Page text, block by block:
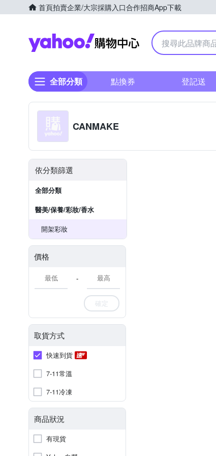
首頁拍賣企業/大宗採購入口合作招商App下載
Yahoo購物中心
全部分類 點換券 登記送
CANMAKE
依分類篩選
全部分類
醫美/保養/彩妝/香水
開架彩妝
價格
-
確定
取貨方式
快速到貨
7-11常溫
7-11冷凍
商品狀況
有現貨